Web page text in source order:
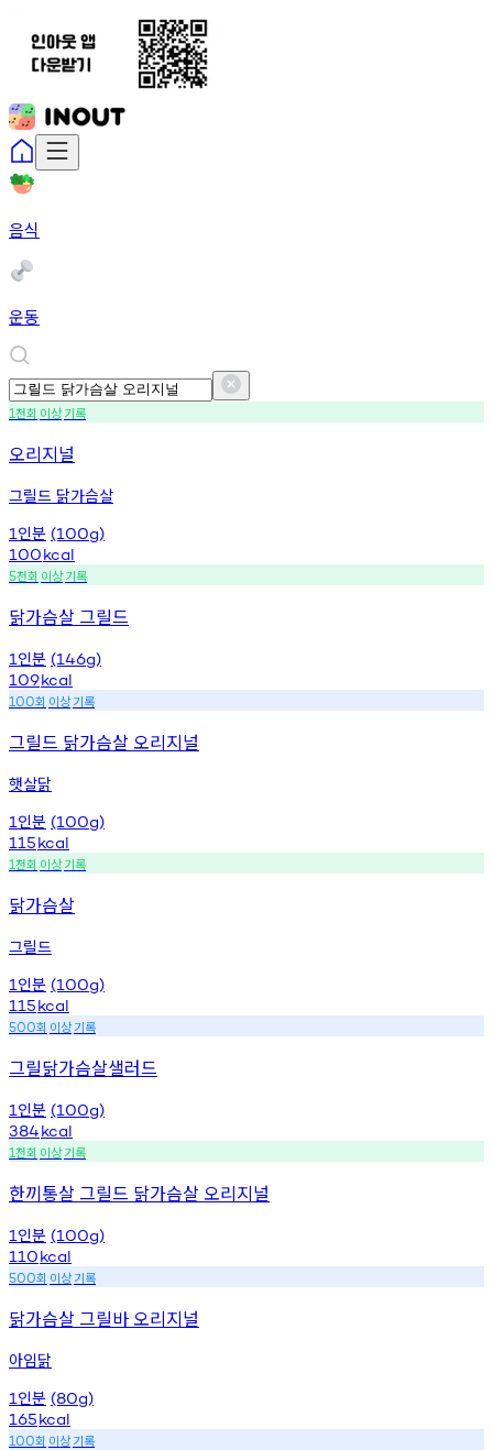
음식
운동
1천회 이상기록
오리지널
그릴드 닭가슴살
1 인분 (100g)
100kcal
5천회 이상기록
닭가슴살 그릴드
1 인분 (146g)
109kcal
100회 이상기록
그릴드 닭가슴살 오리지널
햇살닭
1 인분 (100g)
115kcal
1천회 이상기록
닭가슴살
그릴드
1 인분 (100g)
115kcal
500회 이상기록
그릴닭가슴살샐러드
1 인분 (100g)
384kcal
1천회 이상기록
한끼통살 그릴드 닭가슴살 오리지널
1 인분 (100g)
110kcal
500회 이상기록
닭가슴살 그릴바 오리지널
아임닭
1 인분 (80g)
165kcal
100회 이상기록